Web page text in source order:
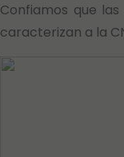
Confiamos que
caracterizan a la